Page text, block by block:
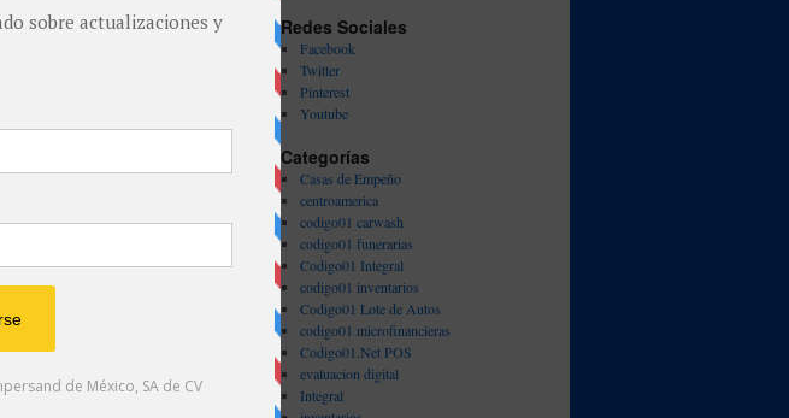
Redes Sociales
Facebook
Twitter
Pinterest
Youtube
Categorías
Casas de Empeño
centroamerica
codigo01 carwash
codigo01 funerarias
Codigo01 Integral
codigo01 inventarios
Codigo01 Lote de Autos
codigo01 microfinancieras
Codigo01.Net POS
evaluacion digital
Integral